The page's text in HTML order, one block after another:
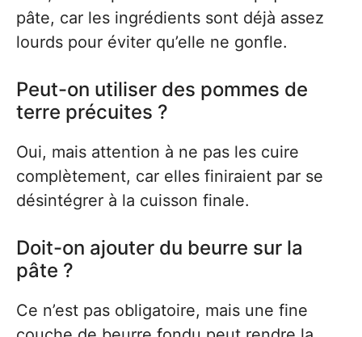
pâte, car les ingrédients sont déjà assez
lourds pour éviter qu’elle ne gonfle.
Peut-on utiliser des pommes de
terre précuites ?
Oui, mais attention à ne pas les cuire
complètement, car elles finiraient par se
désintégrer à la cuisson finale.
Doit-on ajouter du beurre sur la
pâte ?
Ce n’est pas obligatoire, mais une fine